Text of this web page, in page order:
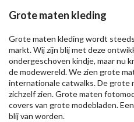
Grote maten kleding
Grote maten kleding wordt
markt. Wij zijn blij met deze
ondergeschoven kindje, maar nu
de modewereld. We zien grote
internationale catwalks. De grote
zichzelf zien. Grote maten
covers van grote modebladen.
blij van worden.